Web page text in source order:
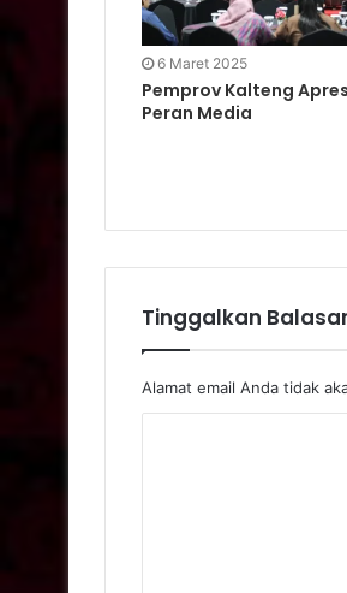
6 Maret 2025
Pemprov Kalteng
Peran Media
Tinggalkan
Alamat email Anda tidak